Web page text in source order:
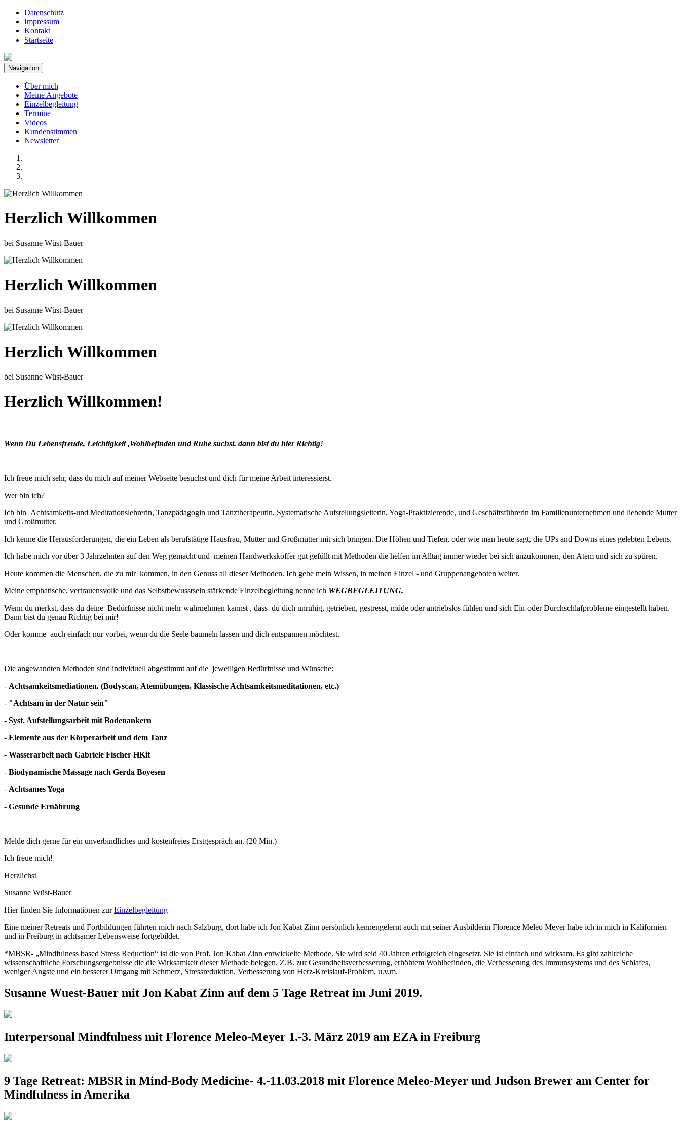
Datenschutz
Impressum
Kontakt
Startseite
Navigation
Über mich
Meine Angebote
Einzelbegleitung
Termine
Videos
Kundenstimmen
Newsletter
Herzlich Willkommen
bei Susanne Wüst-Bauer
Herzlich Willkommen
bei Susanne Wüst-Bauer
Herzlich Willkommen
bei Susanne Wüst-Bauer
Herzlich Willkommen!
Wenn Du Lebensfreude, Leichtigkeit ,Wohlbefinden und Ruhe suchst. dann bist du hier Richtig!
Ich freue mich sehr, dass du mich auf meiner Webseite besuchst und dich für meine Arbeit interessierst.
Wer bin ich?
Ich bin Achtsamkeits-und Meditationslehrerin, Tanzpädagogin und Tanztherapeutin, Systematische Aufstellungsleiterin, Yoga-Praktizierende, und Geschäftsführerin im Familienunternehmen und liebende Mutter
und Großmutter.
Ich kenne die Herausforderungen, die ein Leben als berufstätige Hausfrau, Mutter und Großmutter mit sich bringen. Die Höhen und Tiefen, oder wie man heute sagt, die UPs and Downs eines gelebten Lebens.
Ich habe mich vor über 3 Jahrzehnten auf den Weg gemacht und meinen Handwerkskoffer gut gefüllt mit Methoden die helfen im Alltag immer wieder bei sich anzukommen, den Atem und sich zu spüren.
Heute kommen die Menschen, die zu mir kommen, in den Genuss all dieser Methoden. Ich gebe mein Wissen, in meinen Einzel - und Gruppenangeboten weiter.
Meine emphatische, vertrauensvolle und das Selbstbewusstsein stärkende Einzelbegleitung nenne ich WEGBEGLEITUNG.
Wenn du merkst, dass du deine Bedürfnisse nicht mehr wahrnehmen kannst , dass du dich unruhig, getrieben, gestresst, müde oder antriebslos fühlen und sich Ein-oder Durchschlafprobleme eingestellt haben.
Dann bist du genau Richtig bei mir!
Oder komme auch einfach nur vorbei, wenn du die Seele baumeln lassen und dich entspannen möchtest.
Die angewandten Methoden sind individuell abgestimmt auf die jeweiligen Bedürfnisse und Wünsche:
- Achtsamkeitsmediationen. (Bodyscan, Atemübungen, Klassische Achtsamkeitsmeditationen, etc.)
- "Achtsam in der Natur sein"
- Syst. Aufstellungsarbeit mit Bodenankern
- Elemente aus der Körperarbeit und dem Tanz
- Wasserarbeit nach Gabriele Fischer HKit
- Biodynamische Massage nach Gerda Boyesen
- Achtsames Yoga
- Gesunde Ernährung
Melde dich gerne für ein unverbindliches und kostenfreies Erstgespräch an. (20 Min.)
Ich freue mich!
Herzlichst
Susanne Wüst-Bauer
Hier finden Sie Informationen zurEinzelbegleitung
Eine meiner Retreats und Fortbildungen führten mich nach Salzburg, dort habe ich Jon Kabat Zinn persönlich kennengelernt auch mit seiner Ausbilderin Florence Meleo Meyer habe ich in mich in Kalifornien
und in Freiburg in achtsamer Lebensweise fortgebildet.
*MBSR- „Mindfulness based Stress Reduction“ ist die von Prof. Jon Kabat Zinn entwickelte Methode. Sie wird seid 40 Jahren erfolgreich eingesetzt. Sie ist einfach und wirksam. Es gibt zahlreiche
wissenschaftliche Forschungsergebnisse die die Wirksamkeit dieser Methode belegen. Z.B. zur Gesundheitsverbesserung, erhöhtem Wohlbefinden, die Verbesserung des Immunsystems und des Schlafes,
weniger Ängste und ein besserer Umgang mit Schmerz, Stressreduktion, Verbesserung von Herz-Kreislauf-Problem, u.v.m.
Susanne Wuest-Bauer mit Jon Kabat Zinn auf dem 5 Tage Retreat im Juni 2019.
Interpersonal Mindfulness mit Florence Meleo-Meyer 1.-3. März 2019 am EZA in Freiburg
9 Tage Retreat: MBSR in Mind-Body Medicine- 4.-11.03.2018 mit Florence Meleo-Meyer und Judson Brewer am Center for
Mindfulness in Amerika